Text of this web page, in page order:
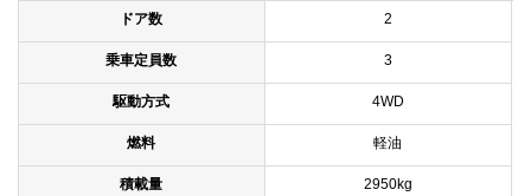
ドア数 2
乗車定員数 3
駆動方式 4WD
燃料 軽油
積載量 2950kg